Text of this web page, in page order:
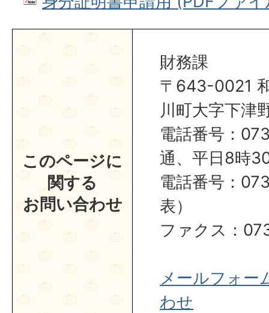
このページに
関する
お問い合わせ
財務課
〒643-0021
川町大字下津
電話番号：
通、平日8時
電話番号：
表）
ファクス：
メールフォー
わせ